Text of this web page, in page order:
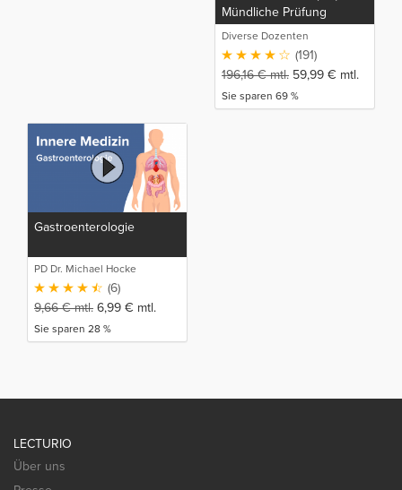
Mündliche Prüfung
Diverse Dozenten
(191)
196,16€mtl. 59,99 € mtl.
Sie sparen 69 %
Gastroenterologie
PD Dr. Michael Hocke
(6)
9,66€mtl. 6,99 € mtl.
Sie sparen 28 %
LECTURIO
Über uns